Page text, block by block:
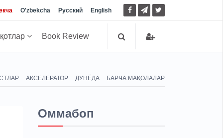
O'zbekcha Русский English
Book Review
АКСЕЛЕРАТОР ДУНЁДА БАРЧА МАҚОЛАЛАР
Оммабоп